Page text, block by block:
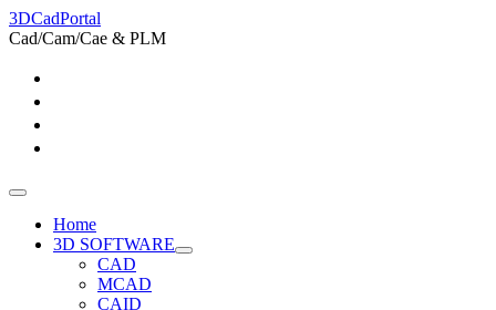
3DCadPortal
Cad/Cam/Cae & PLM
Home
3D SOFTWARE
CAD
MCAD
CAID